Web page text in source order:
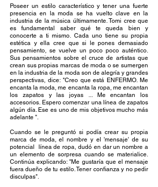
Poseer un estilo característico y tener una fuerte
presencia en la moda se ha vuelto clave en la
industria de la música últimamente. Tomi cree que
es fundamental saber qué te queda bien y
conocerte a ti mismo. Cada uno tiene su propia
estética y ella cree que si le pones demasiado
pensamiento, se vuelve un poco poco auténtico.
Sus pensamientos sobre el cruce de artistas que
crean sus propias marcas de moda o se sumergen
en la industria de la moda son de alegría y grandes
perspectivas, dice: "Creo que está ENFERMO. Me
encanta la moda, me encanta la ropa, me encantan
los zapatos y las joyas ... Me encantan los
accesorios. Espero comenzar una línea de zapatos
algún día. Ese es uno de mis objetivos mucho más
adelante ".
Cuando se le preguntó si podía crear su propia
marca de moda, el nombre y el 'mensaje' de su
potencial
línea de ropa, dudó en dar un nombre a
un elemento de sorpresa cuando se materialice.
Continúa explicando: "Me gustaría que el mensaje
fuera dueño de tu estilo. Tener confianza y no pedir
disculpas".